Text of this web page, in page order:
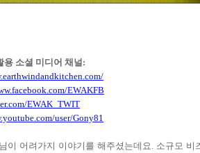
용 소셜 미디어 채널 :
EWAKFB
EWAK_TWIT
user/Gony81
님이 어려가지 이야기를 해주셨는데요. 소규모 비